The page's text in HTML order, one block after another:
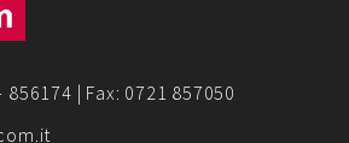
856174 | Fax: 0721 857050